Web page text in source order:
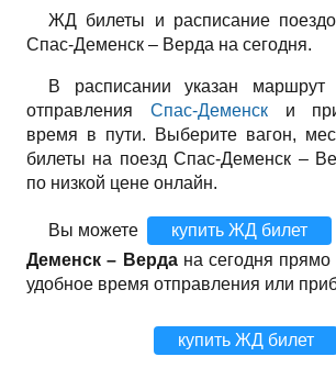
ЖД билеты и расписание
Спас-Деменск – Верда на сегодня.
В расписании указан маршрут
отправления Спас-Деменски
время в пути. Выберите вагон,
билеты на поезд Спас-Деменск –
по низкой цене онлайн.
Вы можете купить ЖД билет
Деменск – Вердана сегодня прямо
удобное время отправления или
купить ЖД билет